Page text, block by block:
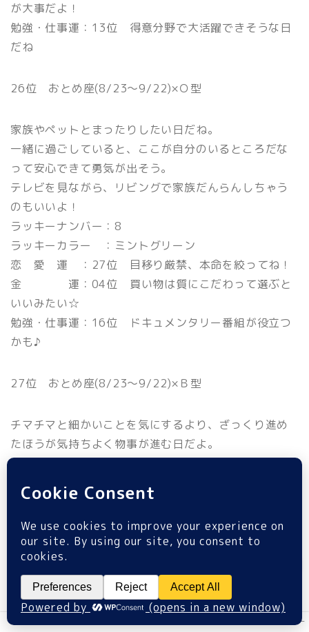
が大事だよ！
勉強・仕事運：13位 得意分野で大活躍できそうな日
だね
26位 おとめ座(8/23〜9/22)×Ｏ型
家族やペットとまったりしたい日だね。
一緒に過ごしていると、ここが自分のいるところだな
って安心できて勇気が出そう。
テレビを見ながら、リビングで家族だんらんしちゃう
のもいいよ！
ラッキーナンバー：8
ラッキーカラー ：ミントグリーン
恋 愛 運 ：27位 目移り厳禁、本命を絞ってね！
金 運：04位 買い物は質にこだわって選ぶと
いいみたい☆
勉強・仕事運：16位 ドキュメンタリー番組が役立つ
かも♪
27位 おとめ座(8/23〜9/22)×Ｂ型
チマチマと細かいことを気にするより、ざっくり進め
たほうが気持ちよく物事が進む日だよ。
いっそのことぶっつけ本番で挑戦しちゃうのもいいか
テレビはじっくり見るといいよ☆
ラッキーナンバー：75
ラッキーカラー ：チャコールグレー
恋 愛 運 ：25位 クールキャラは受けが悪いみた
いだね
金 運：01位 お金に余裕があれば投資に挑戦
してね☆
プライバシーポリシー
プロフィール
サイトマップ
プライバシーポリシー